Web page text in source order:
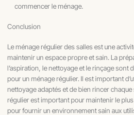
commencer le ménage.
Conclusion
Le ménage régulier des salles est une
maintenir un espace propre et sain. La
l’aspiration, le nettoyage et le rinçage sont
pour un ménage régulier. Il est important
nettoyage adaptés et de bien rincer
régulier est important pour maintenir le
pour fournir un environnement sain aux